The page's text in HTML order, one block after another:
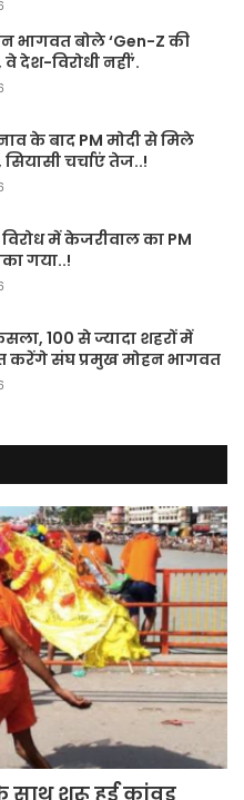
भागवत बोले ‘Gen-Z की
देश-विरोधी नहीं’.
के बाद PM मोदी से मिले
चर्चाएं तेज..!
विरोध में केजरीवाल का PM
गया..!
100 से ज्यादा शहरों में
करेंगे संघ प्रमुख मोहन भागवत
शुरू हुई कांवड़